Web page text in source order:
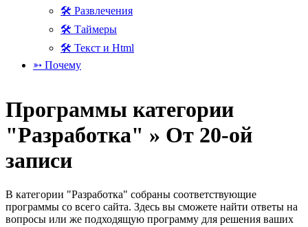
🛠 Развлечения
🛠 Таймеры
🛠 Текст и Html
➳ Почему
Программы категории
"Разработка" » От 20-ой
записи
В категории "Разработка" собраны соответствующие
программы со всего сайта. Здесь вы сможете найти ответы на
вопросы или же подходящую программу для решения ваших